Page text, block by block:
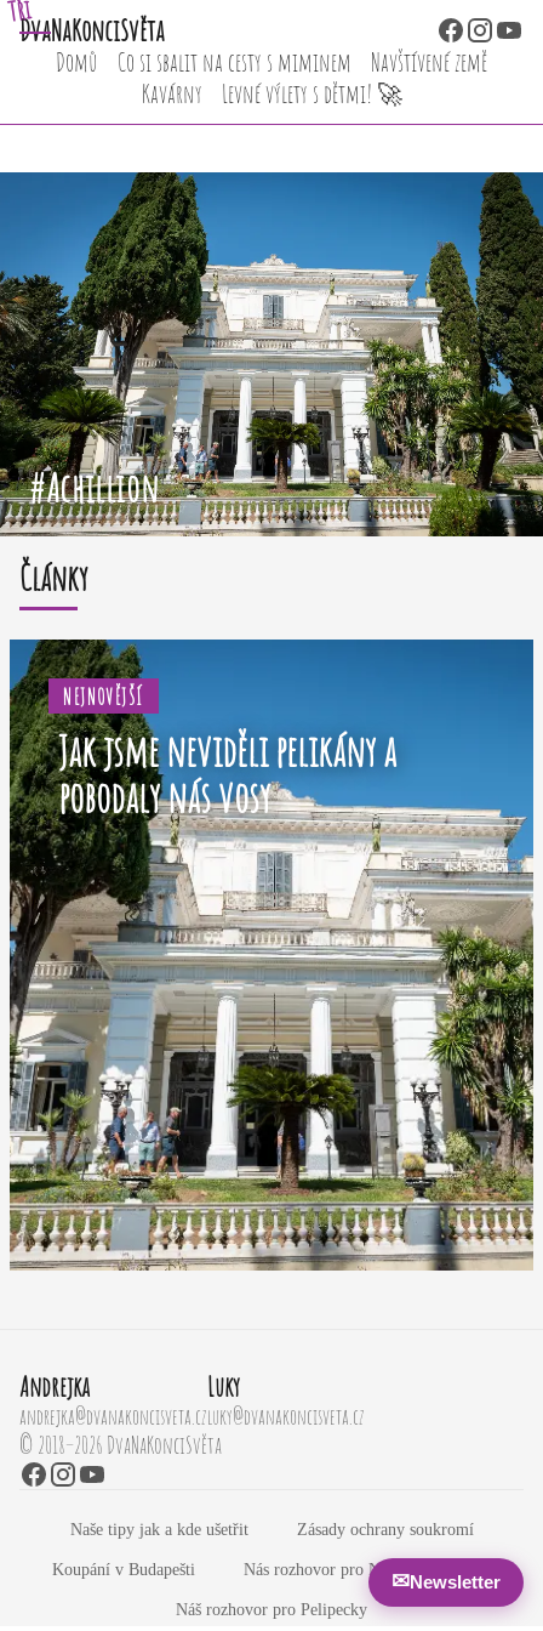
Dva
Tři
NaKonciSvěta
Domů Co si sbalit na cesty s miminem
Navštívené země
Kavárny
Levné výlety s dětmi! 🚀
#Achillion
Články
NEJNOVĚJŠÍ
Jak jsme neviděli pelikány a
pobodaly nás vosy
Andrejka
andrejka@dvanakoncisveta.cz
Luky
luky@dvanakoncisveta.cz
© 2018–2026 DvaNaKonciSvěta
Naše tipy jak a kde ušetřit Zásady ochrany soukromí
Koupání v Budapešti Nás rozhovor pro Newyorský Dwell
Náš rozhovor pro Pelipecky
✉Newsletter